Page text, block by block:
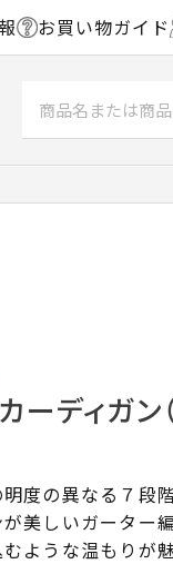
お買い物ガイド
ーディガ
度の異なる７段
美しいガーター
ような温もりが魅